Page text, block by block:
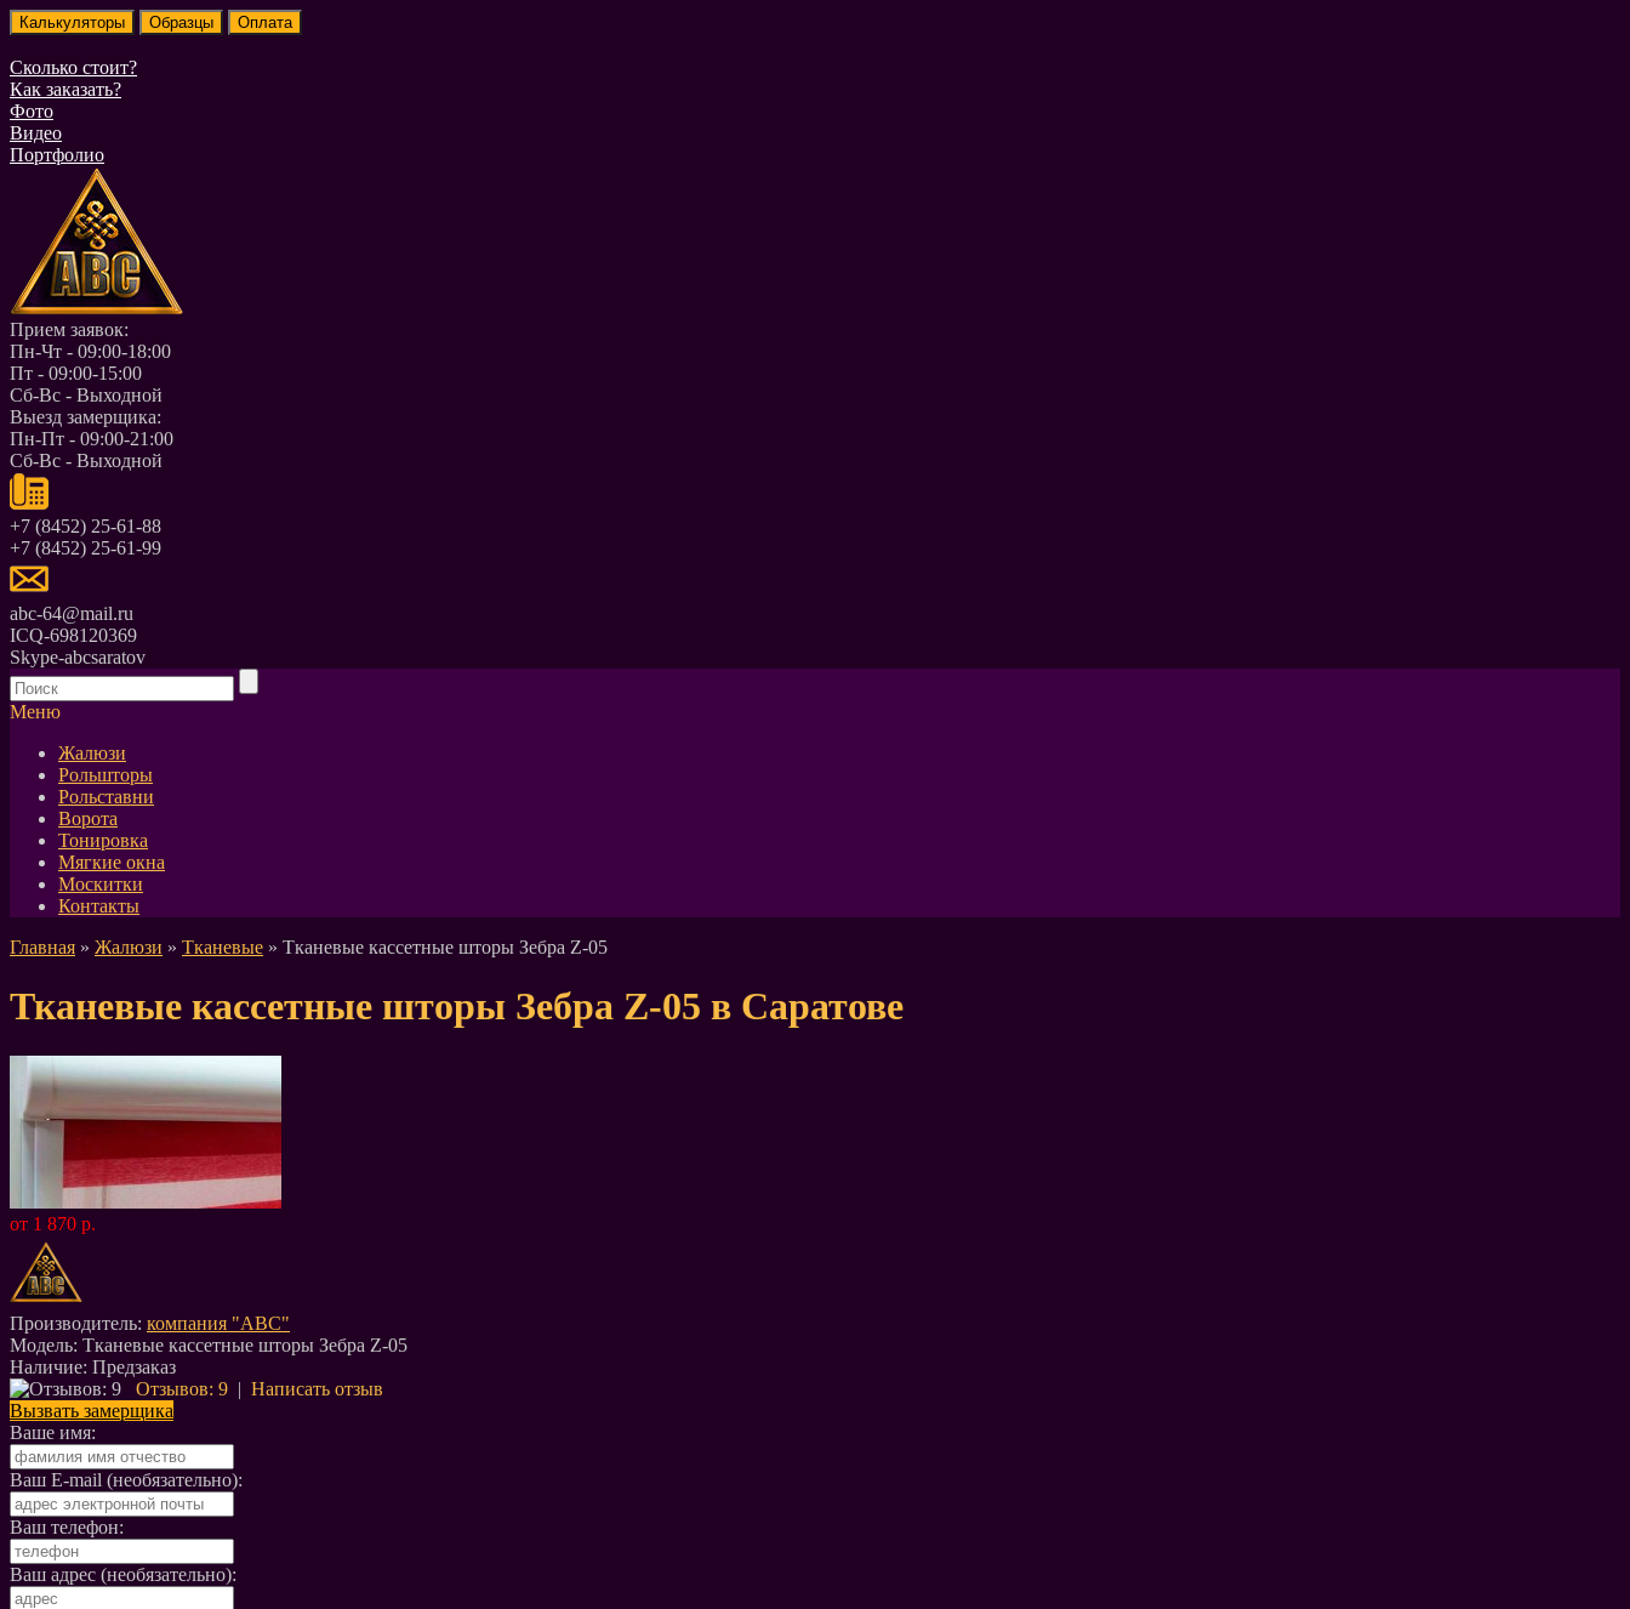
Сколько стоит?
Как заказать?
Фото
Видео
Портфолио
Прием заявок:
Пн-Чт - 09:00-18:00
Пт - 09:00-15:00
Сб-Вс - Выходной
Выезд замерщика:
Пн-Пт - 09:00-21:00
Сб-Вс - Выходной
+7 (8452) 25-61-88
+7 (8452) 25-61-99
abc-64@mail.ru
ICQ-698120369
Skype-abcsaratov
Меню
Жалюзи
Рольшторы
Рольставни
Ворота
Тонировка
Мягкие окна
Москитки
Контакты
Главная » Жалюзи » Тканевые » Тканевые кассетные шторы Зебра Z-05
Тканевые кассетные шторы Зебра Z-05 в Саратове
от 1 870 р.
Производитель: компания "АВС"
Модель: Тканевые кассетные шторы Зебра Z-05
Наличие: Предзаказ
Отзывов: 9 | Написать отзыв
Вызвать замерщика
Ваше имя:
Ваш E-mail (необязательно):
Ваш телефон:
Ваш адрес (необязательно):